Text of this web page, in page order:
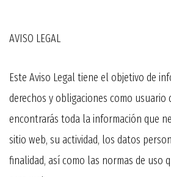
AVISO LEGAL
Este Aviso Legal tiene el objetivo de
derechos y obligaciones como usuario
encontrarás toda la información que
sitio web, su actividad, los datos
finalidad, así como las normas de uso